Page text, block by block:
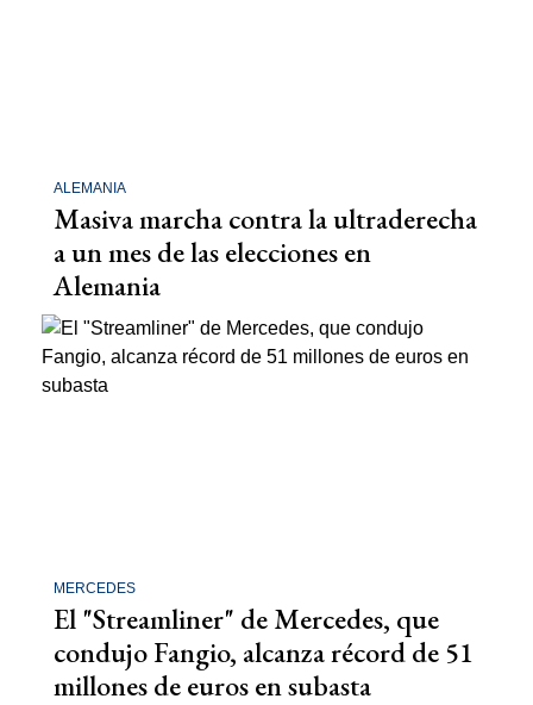
ALEMANIA
Masiva marcha contra la ultraderecha
a un mes de las elecciones en
Alemania
MERCEDES
El "Streamliner" de Mercedes, que
condujo Fangio, alcanza récord de 51
millones de euros en subasta